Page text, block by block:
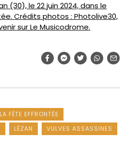
(30), le 22 juin 2024, dans le
Crédits photos : Photolive30,
sur Le Musicodrome.
LA FÊTE EFFRONTÉE
LÉZAN VULVES ASSASSINES